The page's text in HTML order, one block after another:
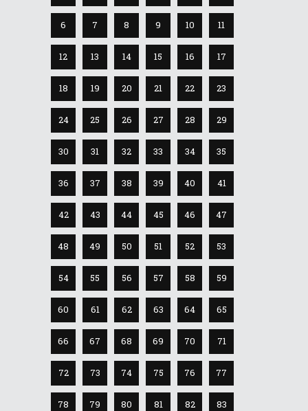
6 7 8 9 10 11
12 13 14 15 16 17
18 19 20 21 22 23
24 25 26 27 28 29
30 31 32 33 34 35
36 37 38 39 40 41
42 43 44 45 46 47
48 49 50 51 52 53
54 55 56 57 58 59
60 61 62 63 64 65
66 67 68 69 70 71
72 73 74 75 76 77
78 79 80 81 82 83